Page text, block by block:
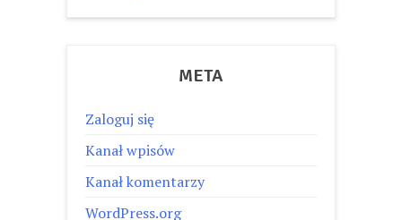
META
Zaloguj się
Kanał wpisów
Kanał komentarzy
WordPress.org